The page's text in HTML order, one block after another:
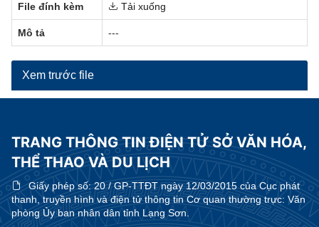
File đính kèm Tải xuống
Mô tả ---
Xem trước file
TRANG THÔNG TIN ĐIỆN TỬ SỞ VĂN HÓA,
THỂ THAO VÀ DU LỊCH
Giấy phép số:20 / GP-TTĐT ngày 12/03/2015 của Cục phát
thanh, truyền hình và điện tử thông tin Cơ quan thường trực: Văn
phòng Ủy ban nhân dân tỉnh Lạng Sơn.